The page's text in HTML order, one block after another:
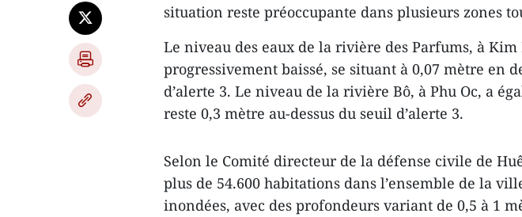
situation reste préoccupante dans plusieurs zones
Le niveau des eaux de la rivière des Parfums, à Kim
progressivement baissé, se situant à 0,07 mètre en
d’alerte 3. Le niveau de la rivière Bô, à Phu Oc, a
reste 0,3 mètre au-dessus du seuil d’alerte 3.
Selon le Comité directeur de la défense civile de
plus de 54.600 habitations dans l’ensemble de la
inondées, avec des profondeurs variant de 0,5 à 1